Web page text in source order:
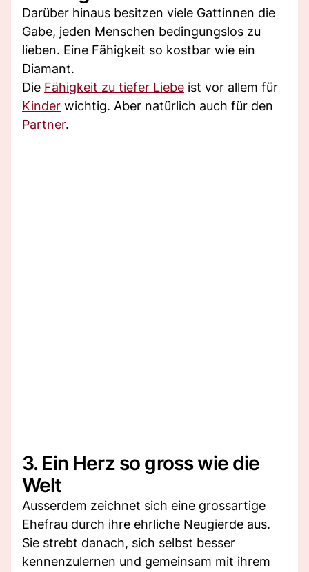
Darüber hinaus besitzen viele Gattinnen die
Gabe, jeden Menschen bedingungslos zu
lieben. Eine Fähigkeit so kostbar wie ein
Diamant.
Die Fähigkeit zu tiefer Liebe ist vor allem für
Kinder wichtig. Aber natürlich auch für den
Partner.
3. Ein Herz so gross wie die
Welt
Ausserdem zeichnet sich eine grossartige
Ehefrau durch ihre ehrliche Neugierde aus.
Sie strebt danach, sich selbst besser
kennenzulernen und gemeinsam mit ihrem